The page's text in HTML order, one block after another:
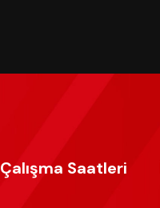
Çalışma Saatleri